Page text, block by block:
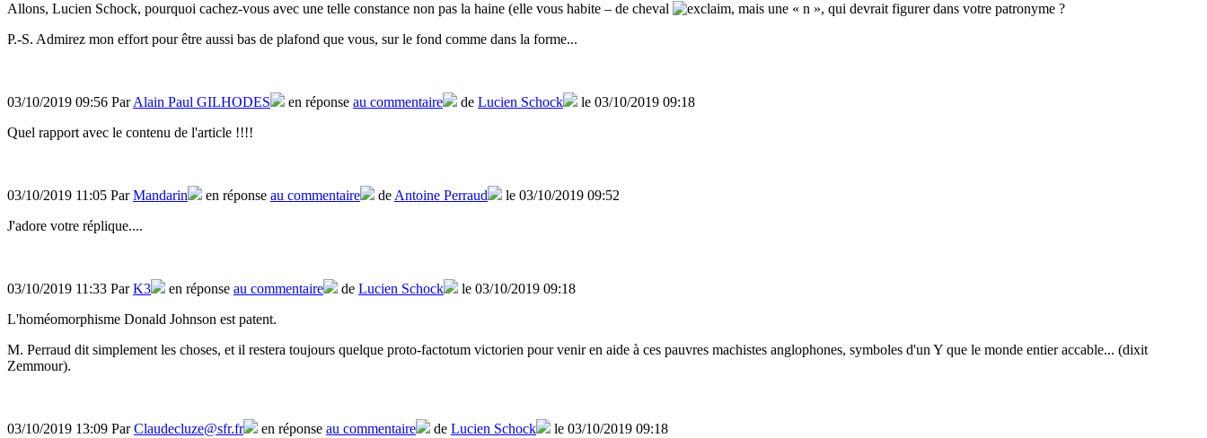
Allons, Lucien Schock, pourquoi cachez-vous avec une telle constance non pas la haine (elle vous habite – de cheval
, mais une « n », qui devrait figurer dans votre patronyme ?
P.-S. Admirez mon effort pour être aussi bas de plafond que vous, sur le fond comme dans la forme...
03/10/2019 09:56 ParAlain Paul GILHODES en réponse au commentaire de Lucien Schock
le 03/10/2019 09:18
Quel rapport avec le contenu de l'article !!!!
03/10/2019 11:05 ParMandarin en réponse au commentaire deAntoine Perraud
le 03/10/2019 09:52
J'adore votre réplique....
03/10/2019 11:33 ParK3 en réponse au commentaire de Lucien Schock
le 03/10/2019 09:18
L'homéomorphisme Donald Johnson est patent.
M. Perraud dit simplement les choses, et il restera toujours quelque proto-factotum victorien pour venir en aide à ces pauvres machistes anglophones, symboles d'un Y que le monde entier accable... (dixit
Zemmour).
03/10/2019 13:09 ParClaudecluze@sfr.fr en réponse au commentaire de Lucien Schock
le 03/10/2019 09:18